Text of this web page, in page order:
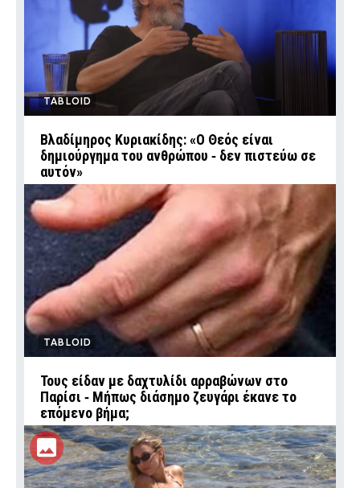
TABLOID
Βλαδίμηρος Κυριακίδης: «Ο Θεός είναι
δημιούργημα του ανθρώπου ‑ δεν πιστεύω σε
αυτόν»
TABLOID
Τους είδαν με δαχτυλίδι αρραβώνων στο
Παρίσι ‑ Μήπως διάσημο ζευγάρι έκανε το
επόμενο βήμα;